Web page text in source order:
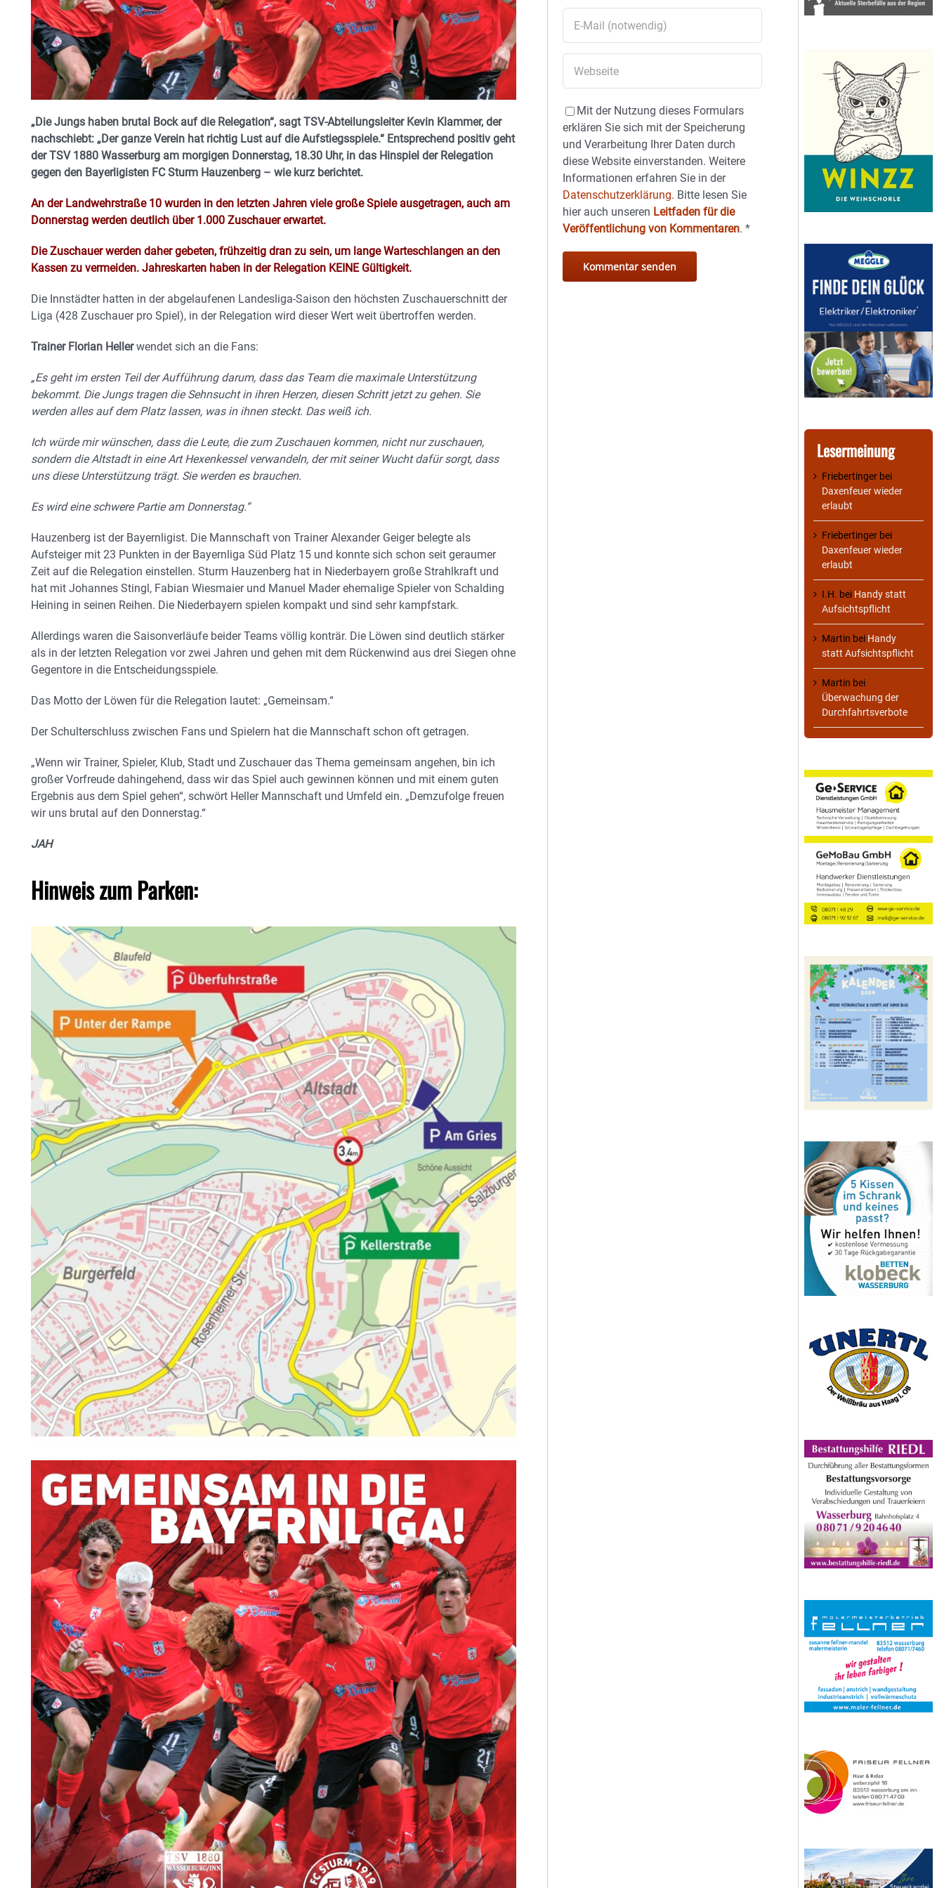
„Die Jungs haben brutal Bock auf die Relegation“, sagt TSV-Abteilungsleiter Kevin Klammer, der
nachschiebt: „Der ganze Verein hat richtig Lust auf die Aufstiegsspiele.“ Entsprechend positiv geht
der TSV 1880 Wasserburg am morgigen Donnerstag, 18.30 Uhr, in das Hinspiel der Relegation
gegen den Bayerligisten FC Sturm Hauzenberg – wie kurz berichtet.
An der Landwehrstraße 10 wurden in den letzten Jahren viele große Spiele ausgetragen, auch am
Donnerstag werden deutlich über 1.000 Zuschauer erwartet.
Die Zuschauer werden daher gebeten, frühzeitig dran zu sein, um lange Warteschlangen an den
Kassen zu vermeiden. Jahreskarten haben in der Relegation KEINE Gültigkeit.
Die Innstädter hatten in der abgelaufenen Landesliga-Saison den höchsten Zuschauerschnitt der
Liga (428 Zuschauer pro Spiel), in der Relegation wird dieser Wert weit übertroffen werden.
Trainer Florian Hellerwendet sich an die Fans:
„Es geht im ersten Teil der Aufführung darum, dass das Team die maximale Unterstützung
bekommt. Die Jungs tragen die Sehnsucht in ihren Herzen, diesen Schritt jetzt zu gehen. Sie
werden alles auf dem Platz lassen, was in ihnen steckt. Das weiß ich.
Ich würde mir wünschen, dass die Leute, die zum Zuschauen kommen, nicht nur zuschauen,
sondern die Altstadt in eine Art Hexenkessel verwandeln, der mit seiner Wucht dafür sorgt, dass
uns diese Unterstützung trägt. Sie werden es brauchen.
Es wird eine schwere Partie am Donnerstag.“
Hauzenberg ist der Bayernligist. Die Mannschaft von Trainer Alexander Geiger belegte als
Aufsteiger mit 23 Punkten in der Bayernliga Süd Platz 15 und konnte sich schon seit geraumer
Zeit auf die Relegation einstellen. Sturm Hauzenberg hat in Niederbayern große Strahlkraft und
hat mit Johannes Stingl, Fabian Wiesmaier und Manuel Mader ehemalige Spieler von Schalding
Heining in seinen Reihen. Die Niederbayern spielen kompakt und sind sehr kampfstark.
Allerdings waren die Saisonverläufe beider Teams völlig konträr. Die Löwen sind deutlich stärker
als in der letzten Relegation vor zwei Jahren und gehen mit dem Rückenwind aus drei Siegen ohne
Gegentore in die Entscheidungsspiele.
Das Motto der Löwen für die Relegation lautet: „Gemeinsam.“
Der Schulterschluss zwischen Fans und Spielern hat die Mannschaft schon oft getragen.
„Wenn wir Trainer, Spieler, Klub, Stadt und Zuschauer das Thema gemeinsam angehen, bin ich
großer Vorfreude dahingehend, dass wir das Spiel auch gewinnen können und mit einem guten
Ergebnis aus dem Spiel gehen“, schwört Heller Mannschaft und Umfeld ein. „Demzufolge freuen
wir uns brutal auf den Donnerstag.“
JAH
Hinweis zum Parken:
Mit der Nutzung dieses Formulars
erklären Sie sich mit der Speicherung
und Verarbeitung Ihrer Daten durch
diese Website einverstanden. Weitere
Informationen erfahren Sie in der
Datenschutzerklärung. Bitte lesen Sie
hier auch unseren Leitfaden für die
Veröffentlichung von Kommentaren.*
Lesermeinung
Friebertinger bei
Daxenfeuer wieder
erlaubt
Friebertinger bei
Daxenfeuer wieder
erlaubt
I.H. bei Handy statt
Aufsichtspflicht
Martin bei Handy
statt Aufsichtspflicht
Martin bei
Überwachung der
Durchfahrtsverbote